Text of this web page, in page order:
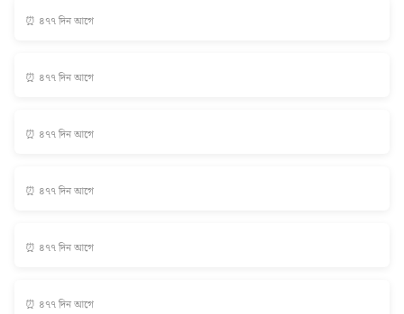
⏰ ৪৭৭ দিন আগে
⏰ ৪৭৭ দিন আগে
⏰ ৪৭৭ দিন আগে
⏰ ৪৭৭ দিন আগে
⏰ ৪৭৭ দিন আগে
⏰ ৪৭৭ দিন আগে